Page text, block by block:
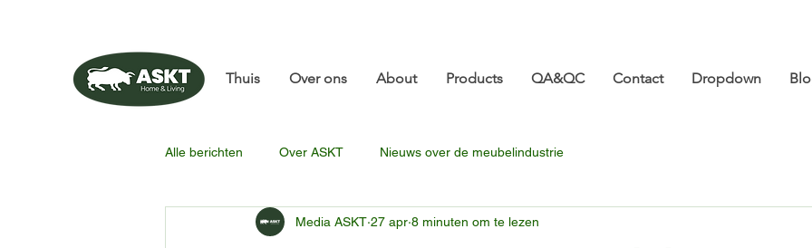
Thuis Over ons About Products QA&QC Contact Dropdown
Alle berichten Over ASKT Nieuws over de meubelindustrie
Media ASKT 27 apr 8 minuten om te lezen